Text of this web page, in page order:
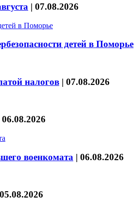
| 07.08.2026
детей в Поморье
налогов | 07.08.2026
06.08.2026
военкомата | 06.08.2026
05.08.2026